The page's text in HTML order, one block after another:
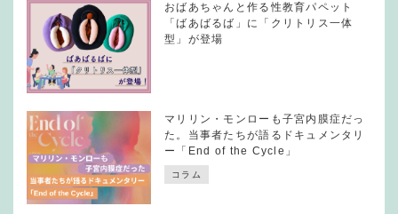
おばあちゃんと作る性教育パペット
「ばあばるば」に「クリトリス一体
型」が登場
マリリン・モンローも子宮内膜症だっ
た。当事者たちが語るドキュメンタリ
ー「End of the Cycle」
コラム